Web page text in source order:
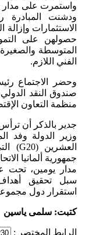
واستمرت على مدار
ودشنت المبادرة
الاستثمارات
حصولهن على
المتوسطة
الفني اللازم.
وحضر الاجتماع
صندوق النقد
منظمة التعاون
جدير بالذكر أن
وزير الدولة وفد
العشرين(G20)
جمهورية ألمانيا
مدار يومين، تحت
استقرار دول
كتبت: سلمى ياسين
الرابط المختصر :